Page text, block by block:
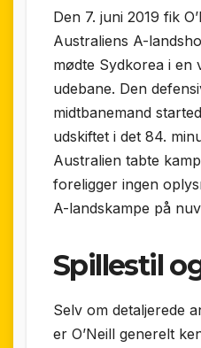
Den 7. juni 2019 fik
Australiens A-
mødte Sydkorea i en
udebane. Den
midtbanemand
udskiftet i det 84.
Australien tabte
foreligger ingen
A-lands­kampe på
Spillestil
Selv om detaljerede
er O’Neill generelt